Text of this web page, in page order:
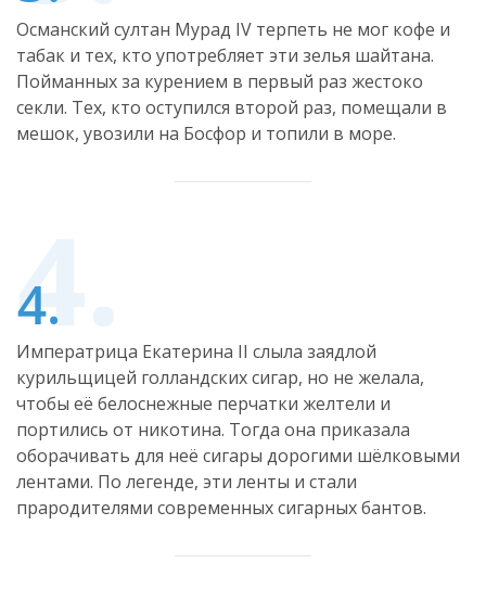
Османский султан Мурад IV терпеть не мог кофе и
табак и тех, кто употребляет эти зелья шайтана.
Пойманных за курением в первый раз жестоко
секли. Тех, кто оступился второй раз, помещали в
мешок, увозили на Босфор и топили в море.
Императрица Екатерина II слыла заядлой
курильщицей голландских сигар, но не желала,
чтобы её белоснежные перчатки желтели и
портились от никотина. Тогда она приказала
оборачивать для неё сигары дорогими шёлковыми
лентами. По легенде, эти ленты и стали
прародителями современных сигарных бантов.